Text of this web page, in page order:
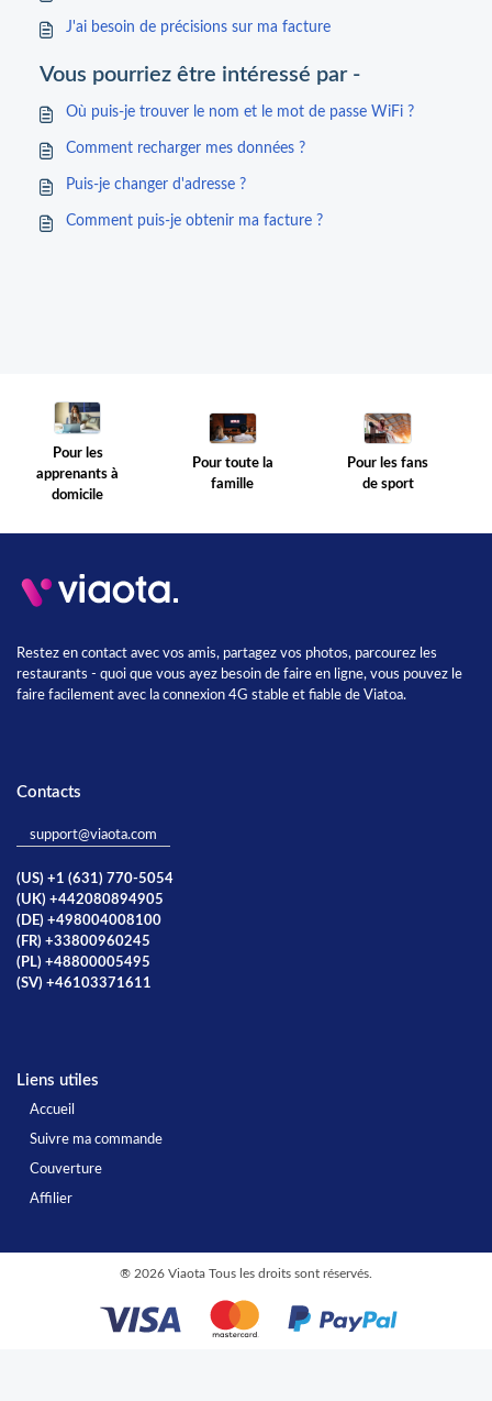
J'ai besoin de précisions sur ma facture
Vous pourriez être intéressé par -
Où puis-je trouver le nom et le mot de passe WiFi ?
Comment recharger mes données ?
Puis-je changer d'adresse ?
Comment puis-je obtenir ma facture ?
Pour les
apprenants à
domicile
Pour toute la
famille
Pour les fans
de sport
Restez en contact avec vos amis, partagez vos photos, parcourez les
restaurants - quoi que vous ayez besoin de faire en ligne, vous pouvez le
faire facilement avec la connexion 4G stable et fiable de Viatoa.
Contacts
support@viaota.com
(US) +1 (631) 770-5054
(UK) +442080894905
(DE) +498004008100
(FR) +33800960245
(PL) +48800005495
(SV) +46103371611
Liens utiles
Accueil
Suivre ma commande
Couverture
Affilier
® 2026 Viaota Tous les droits sont réservés.